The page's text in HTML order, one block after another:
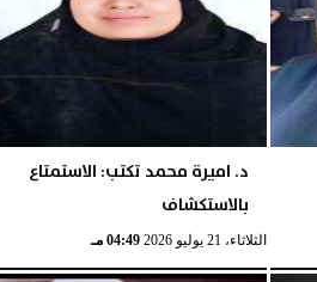
د. اميرة محمد تكتب: الاستمتاع
بالاستكشاف
الثلاثاء، 21 يوليو 2026 04:49 مـ